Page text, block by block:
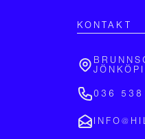
KONTAKT
036 538